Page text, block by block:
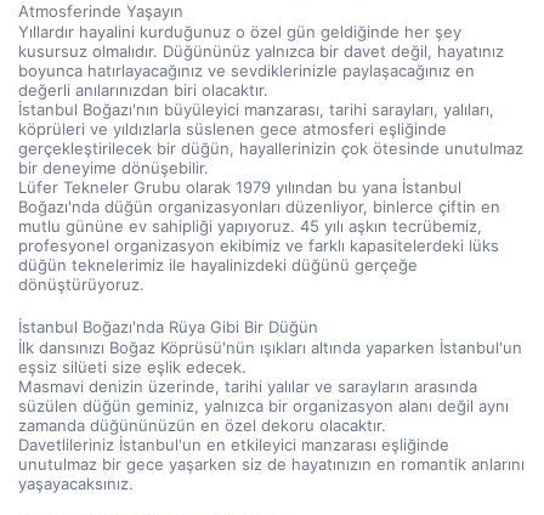
Atmosferinde Yaşayın
Yıllardır hayalini kurduğunuz o özel gün geldiğinde her şey
kusursuz olmalıdır. Düğününüz yalnızca bir davet değil, hayatınız
boyunca hatırlayacağınız ve sevdiklerinizle paylaşacağınız en
değerli anılarınızdan biri olacaktır.
İstanbul Boğazı'nın büyüleyici manzarası, tarihi sarayları, yalıları,
köprüleri ve yıldızlarla süslenen gece atmosferi eşliğinde
gerçekleştirilecek bir düğün, hayallerinizin çok ötesinde unutulmaz
bir deneyime dönüşebilir.
Lüfer Tekneler Grubu olarak 1979 yılından bu yana İstanbul
Boğazı'nda düğün organizasyonları düzenliyor, binlerce çiftin en
mutlu gününe ev sahipliği yapıyoruz. 45 yılı aşkın tecrübemiz,
profesyonel organizasyon ekibimiz ve farklı kapasitelerdeki lüks
düğün teknelerimiz ile hayalinizdeki düğünü gerçeğe
dönüştürüyoruz.
İstanbul Boğazı'nda Rüya Gibi Bir Düğün
İlk dansınızı Boğaz Köprüsü'nün ışıkları altında yaparken İstanbul'un
eşsiz silüeti size eşlik edecek.
Masmavi denizin üzerinde, tarihi yalılar ve sarayların arasında
süzülen düğün geminiz, yalnızca bir organizasyon alanı değil aynı
zamanda düğününüzün en özel dekoru olacaktır.
Davetlileriniz İstanbul'un en etkileyici manzarası eşliğinde
unutulmaz bir gece yaşarken siz de hayatınızın en romantik anlarını
yaşayacaksınız.